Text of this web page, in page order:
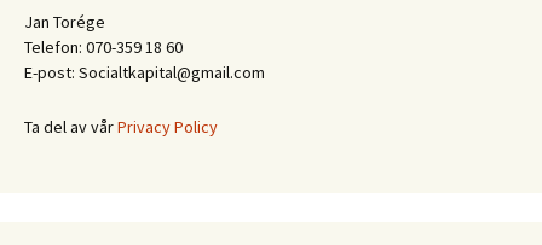
Jan Torége
Telefon: 070-359 18 60
E-post: Socialtkapital@gmail.com
Ta del av vårPrivacy Policy